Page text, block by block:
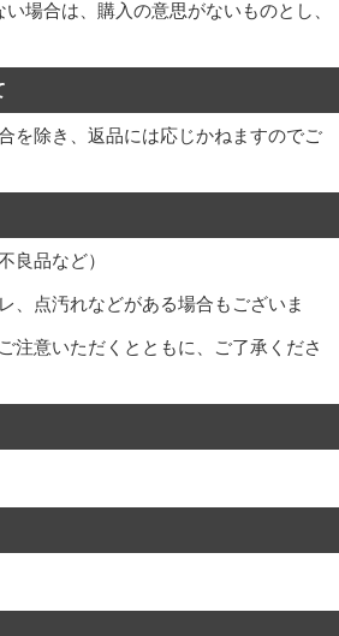
場合は、購入の意思がないものとし、
を除き、返品には応じかねますのでご
良品など）
、点汚れなどがある場合もございま
注意いただくとともに、ご了承くださ